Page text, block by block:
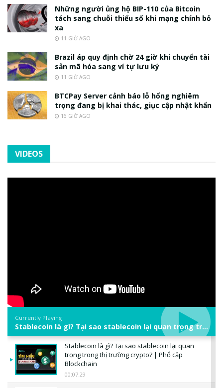
Những người ủng hộ BIP-110 của Bitcoin
tách sang chuỗi thiểu số khi mạng chính bỏ
xa
11 GIỜ AGO
Brazil áp quy định chờ 24 giờ khi chuyển tài
sản mã hóa sang ví tự lưu ký
11 GIỜ AGO
BTCPay Server cảnh báo lỗ hổng nghiêm
trọng đang bị khai thác, giục cập nhật khẩn
16 GIỜ AGO
VIDEOS
Currently Playing
Stablecoin là gì? Tại sao stablecoin lại quan trọng trong thị trường crypto? | Phổ cập Blockchain
Stablecoin là gì? Tại sao stablecoin lại quan
trọng trong thị trường crypto? | Phổ cập
Blockchain
00:07:29